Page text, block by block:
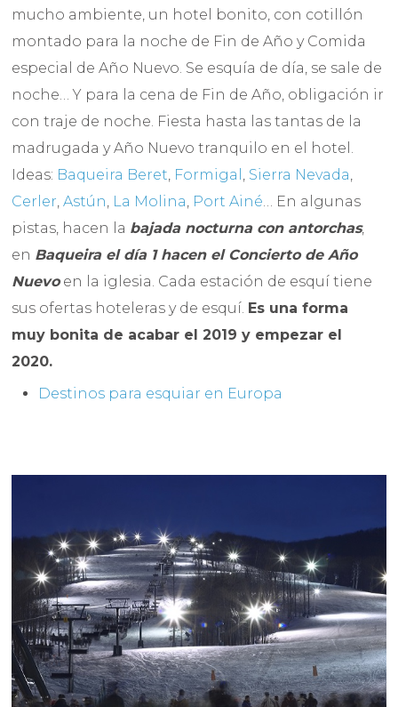
mucho ambiente, un hotel bonito, con cotillón
montado para la noche de Fin de Año y Comida
especial de Año Nuevo. Se esquía de día, se sale de
noche… Y para la cena de Fin de Año, obligación ir
con traje de noche. Fiesta hasta las tantas de la
madrugada y Año Nuevo tranquilo en el hotel.
Ideas: Baqueira Beret Formigal Sierra Nevada
Cerler ,Astún La Molina Port Ainé … En algunas
pistas, hacen la bajada nocturna con antorchas,
en Baqueira el día 1 hacen el Concierto de Año
Nuevoen la iglesia. Cada estación de esquí tiene
sus ofertas hoteleras y de esquí. Es una forma
muy bonita de acabar el 2019 y empezar el
2020.
Destinos para esquiar en Europa